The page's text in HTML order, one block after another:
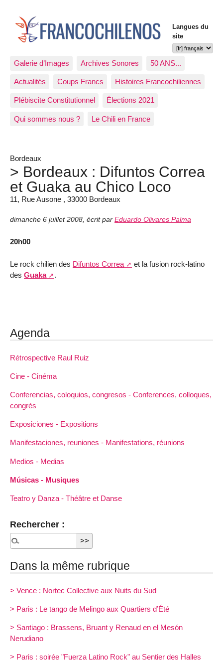
Langues du
site
Galerie d’Images Archives Sonores 50 ANS...
Actualités Coups Francs Histoires Francochiliennes
Plébiscite Constitutionnel Élections 2021
Qui sommes nous ? Le Chili en France
Bordeaux
> Bordeaux : Difuntos Correa
et Guaka au Chico Loco
11, Rue Ausone , 33000 Bordeaux
dimanche 6 juillet 2008, écrit par Eduardo Olivares Palma
20h00
Le rock chilien des Difuntos Correa
et la fusion rock-latino
des Guaka .
Agenda
Rétrospective Raul Ruiz
Cine - Cinéma
Conferencias, coloquios, congresos - Conferences, colloques,
congrès
Exposiciones - Expositions
Manifestaciones, reuniones - Manifestations, réunions
Medios - Medias
Músicas - Musiques
Teatro y Danza - Théâtre et Danse
Rechercher :
Dans la même rubrique
> Vence : Nortec Collective aux Nuits du Sud
> Paris : Le tango de Melingo aux Quartiers d’Été
> Santiago : Brassens, Bruant y Renaud en el Mesón
Nerudiano
> Paris : soirée "Fuerza Latino Rock" au Sentier des Halles